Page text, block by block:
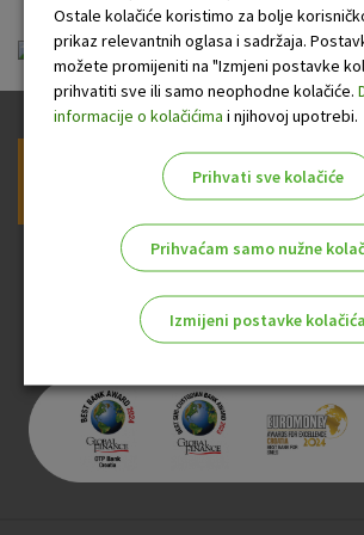
linkclick.pdf
Prijava na newsletter OTP banke
Ostale kolačiće koristimo za bolje
prikaz relevantnih oglasa i sadržaja.
možete promijeniti na "Izmjeni postavke
prihvatiti sve ili samo neophodne kolačiće.
informacije o kolačićima i njihovoj upotrebi.
Prihvati sve kolačiće
Prihvaćam samo nužne
Izmijeni postavke kolačića